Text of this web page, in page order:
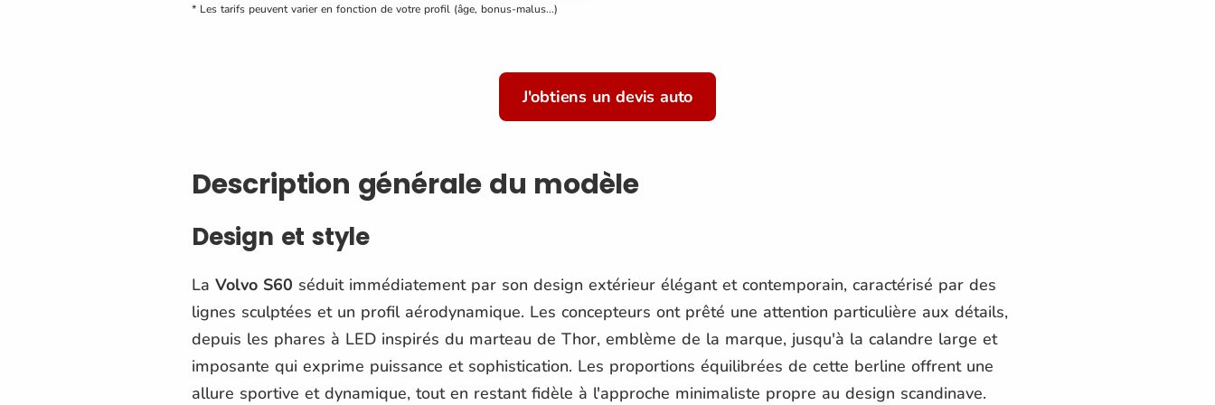
* Les tarifs peuvent varier en fonction de votre profil (âge, bonus-malus...)
J'obtiens un devis auto
Description générale du modèle
Design et style
La Volvo S60 séduit immédiatement par son design extérieur élégant et contemporain, caractérisé par des
lignes sculptées et un profil aérodynamique. Les concepteurs ont prêté une attention particulière aux détails,
depuis les phares à LED inspirés du marteau de Thor, emblème de la marque, jusqu'à la calandre large et
imposante qui exprime puissance et sophistication. Les proportions équilibrées de cette berline offrent une
allure sportive et dynamique, tout en restant fidèle à l'approche minimaliste propre au design scandinave.